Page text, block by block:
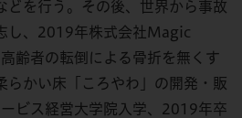
どを行う。その後、世界から事故
し、2019年株式会社Magic
齢者の転倒による骨折を無くす
らかい床「ころやわ」の開発・販
ビス経営大学院入学、2019年卒